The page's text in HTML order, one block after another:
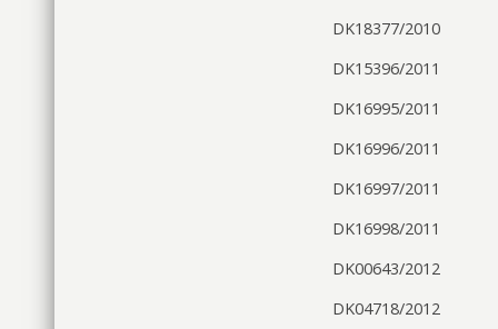
DK18377/2010
DK15396/2011
DK16995/2011
DK16996/2011
DK16997/2011
DK16998/2011
DK00643/2012
DK04718/2012